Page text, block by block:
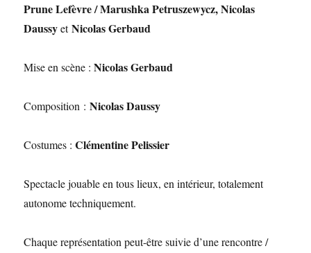
Prune Lefèvre / Marushka Petruszewycz, Nicolas
DaussyetNicolas Gerbaud
Mise en scène :Nicolas Gerbaud
Composition :Nicolas Daussy
Costumes :Clémentine Pelissier
Spectacle jouable en tous lieux, en intérieur, totalement
autonome techniquement.
Chaque représentation peut-être suivie d’une rencontre /